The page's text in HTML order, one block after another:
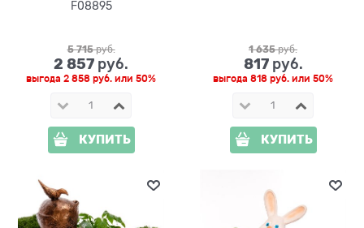
F08895
5 715 руб.
2 857 руб.
выгода 2 858 руб. или 50%
КУПИТЬ
1 635 руб.
817 руб.
выгода 818 руб. или 50%
КУПИТЬ